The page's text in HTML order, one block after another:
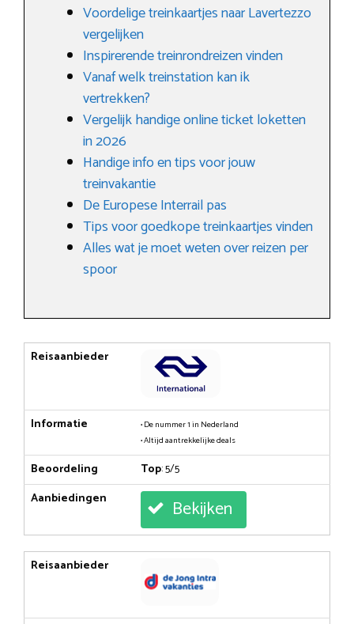
Voordelige treinkaartjes naar Lavertezzo
vergelijken
Inspirerende treinrondreizen vinden
Vanaf welk treinstation kan ik
vertrekken?
Vergelijk handige online ticket loketten
in 2026
Handige info en tips voor jouw
treinvakantie
De Europese Interrail pas
Tips voor goedkope treinkaartjes vinden
Alles wat je moet weten over reizen per
spoor
Reisaanbieder
Informatie
• De nummer 1 in Nederland
• Altijd aantrekkelijke deals
Beoordeling Top: 5/5
Aanbiedingen
Bekijken
Reisaanbieder